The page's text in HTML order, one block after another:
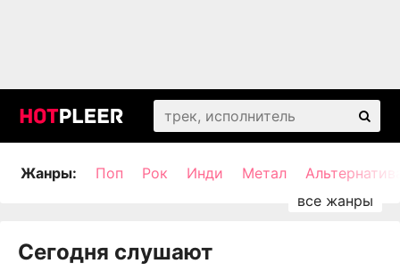
Жанры: Поп Рок Инди Метал
Сегодня слушают